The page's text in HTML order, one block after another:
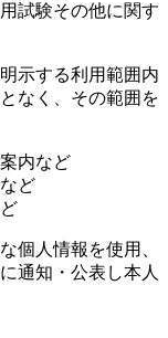
試験その他に関す
示する利用範囲内
なく、その範囲を
内など
ど
個人情報を使用、
通知・公表し本人